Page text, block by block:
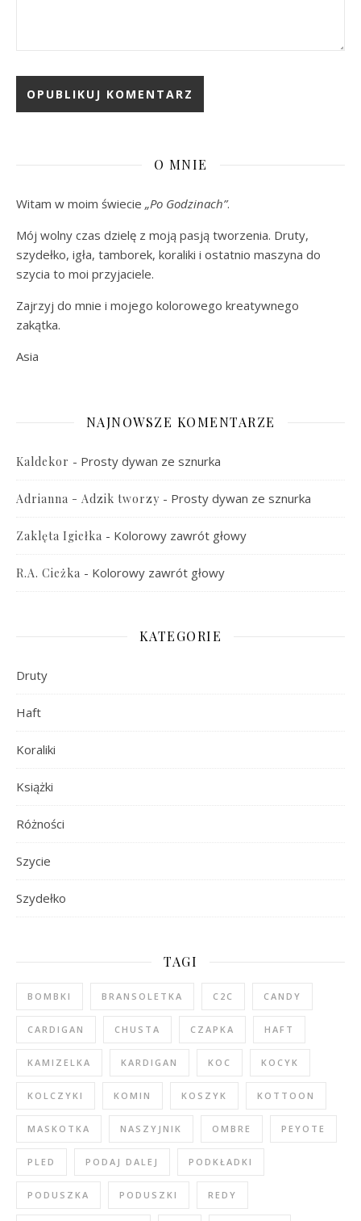
O MNIE
Witam w moim świecie „Po Godzinach”.
Mój wolny czas dzielę z moją pasją tworzenia. Druty,
szydełko, igła, tamborek, koraliki i ostatnio maszyna do
szycia to moi przyjaciele.
Zajrzyj do mnie i mojego kolorowego kreatywnego
zakątka.
Asia
NAJNOWSZE KOMENTARZE
Kaldekor - Prosty dywan ze sznurka
Adrianna - Adzik tworzy - Prosty dywan ze sznurka
Zaklęta Igiełka - Kolorowy zawrót głowy
R.A. Cieżka - Kolorowy zawrót głowy
KATEGORIE
Druty
Haft
Koraliki
Książki
Różności
Szycie
Szydełko
TAGI
BOMBKI BRANSOLETKA C2C CANDY
CARDIGAN CHUSTA CZAPKA HAFT
KAMIZELKA KARDIGAN KOC KOCYK
KOLCZYKI KOMIN KOSZYK KOTTOON
MASKOTKA NASZYJNIK OMBRE PEYOTE
PLED PODAJ DALEJ PODKŁADKI
PODUSZKA PODUSZKI REDY